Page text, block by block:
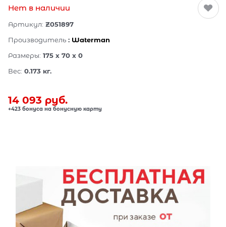
Нет в наличии
Артикул: Z051897
Производитель : Waterman
Размеры: 175 x 70 x 0
Вес: 0.173 кг.
14 093 руб.
+423 бонуса на бонусную карту